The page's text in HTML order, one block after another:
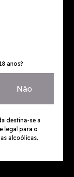
anos?
Não
destina-se a
legal para o
alcoólicas.